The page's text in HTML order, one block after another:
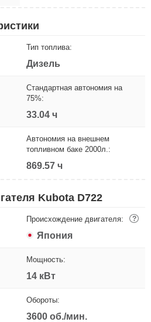
Тип топлива:
Дизель
Стандартная автономия на
75%:
33.04 ч
Автономия на внешнем
топливном баке 2000л.:
869.57 ч
Kubota D722
Происхождение двигателя: ?
Япония
Мощность:
14 кВт
Обороты:
3600 об./мин.